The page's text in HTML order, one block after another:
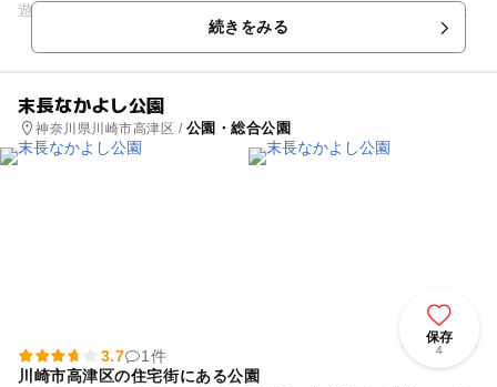
遊具だけのこぢんまりとした公園ですが、未就園児などのお散
歩コースやお買い物の途中に...続きをみる
末長なかよし公園
神奈川県川崎市高津区 / 公園・総合公園
保存
4
3.7
1件
川崎市高津区の住宅街にある公園